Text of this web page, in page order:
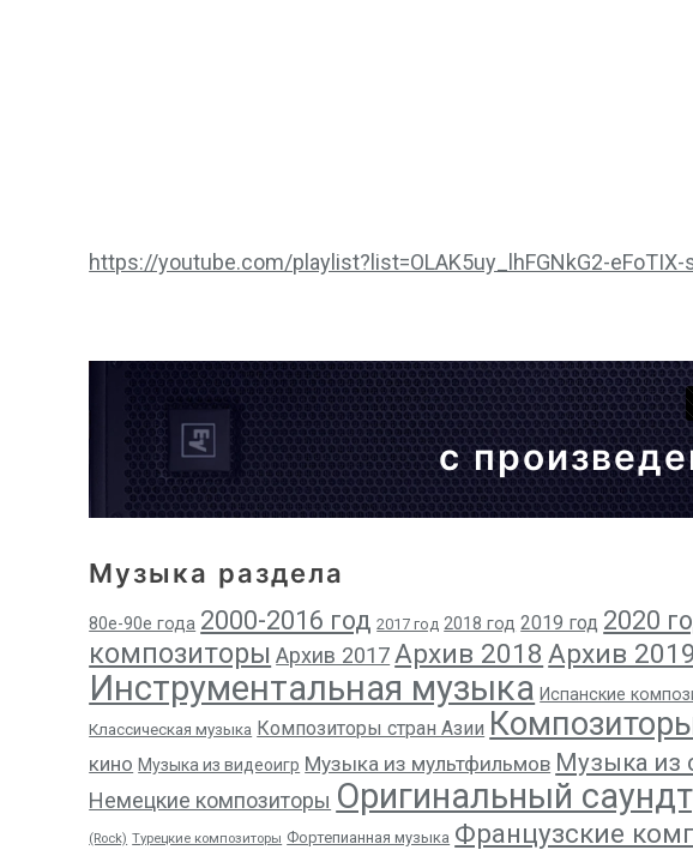
https://youtube.com/playlist?list=OLAK5uy_lhFGNkG2-
с
Музыка раздела
80е-90е года 2000-2016 год 2017 год 2018 год 2019 год 2020
композиторы Архив 2017Архив 2018 Архив 2019
Инструментальная музыка Испанские
Классическая музыка Композиторы стран Азии
кино Музыка из видеоигр Музыка из мультфильмов Музыка из
Немецкие композиторы Оригинальный
(Rock) Турецкие композиторы Фортепианная музыка Французские